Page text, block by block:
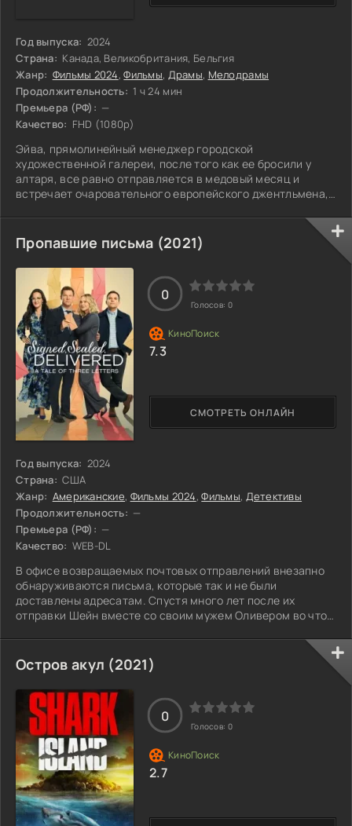
Год выпуска: 2024
Страна: Канада, Великобритания, Бельгия
Жанр: Фильмы 2024,Фильмы, Драмы, Мелодрамы
Продолжительность: 1 ч 24 мин
Премьера (РФ): —
Качество: FHD (1080p)
Эйва, прямолинейный менеджер городской
художественной галереи, после того как ее бросили у
алтаря, все равно отправляется в медовый месяц и
встречает очаровательного европейского джентльмена,
проблемы с доверием и обманом не дают ей покоя.
Пропавшие письма (2021)
Год выпуска: 2024
Страна: США
Жанр: Американские, Фильмы 2024,Фильмы, Детективы
Продолжительность: —
Премьера (РФ): —
Качество: WEB-DL
В офисе возвращаемых почтовых отправлений внезапно
обнаруживаются письма, которые так и не были
доставлены адресатам. Спустя много лет после их
отправки Шейн вместе со своим мужем Оливером во что
прочность свои отношения.
СМОТРЕТЬ ОНЛАЙН
0
Голосов: 0
7.3
Остров акул (2021)
0
Голосов: 0
2.7